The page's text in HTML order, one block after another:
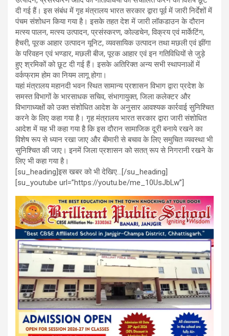
o
o
k
A
p
p
a
m
दी गई हैं। इस संबंध में गृह मंत्रालय भारत सरकार द्वारा पूर्व में जारी निर्देशों में
पंचम संशोधन किया गया है। इसके तहत देश में जारी लॉकडाउन के दौरान
मत्स्य पालन, मत्स्य उत्पादन, प्रसंस्करण, कोल्डचेन, विक्रय एवं मार्केटिंग,
हैचरी, पूरक आहार उत्पादन यूनिट, व्यवसायिक उत्पादन तथा मछली एवं झींगा
के परिवहन एवं भण्डार, मछली बीज, पूरक आहार एवं इन गतिविधियों से जुड़े
हुए श्रमिकों को छूट दी गई हैं। इसके अतिरिक्त अन्य सभी स्थापनाओं में
वर्कफ्राम होम का नियम लागू होगा।
यहां मंत्रालय महानदी भवन स्थित सामान्य प्रशासन विभाग द्वारा प्रदेश के
समस्त विभागों के भारसाधक सचिव, संभागायुक्त, जिला कलेक्टर और
विभागाध्यक्षों को उक्त संशोधित आदेश के अनुसार आवश्यक कार्रवाई सुनिश्चित
करने के लिए कहा गया है। गृह मंत्रालय भारत सरकार द्वारा जारी संशोधित
आदेश में यह भी कहा गया है कि इस दौरान सामाजिक दूरी बनाये रखने का
विशेष रूप से ध्यान रखा जाए और बीमारी से बचाव के लिए समुचित व्यवस्था भी
सुनिश्चित की जाए। इनमें जिला प्रशासन को सतत् रूप से निगरानी रखने के
लिए भी कहा गया है।
[su_heading]इस खबर को भी देखिए…[/su_heading]
[su_youtube url=”https://youtu.be/me_10UsJbLw”]